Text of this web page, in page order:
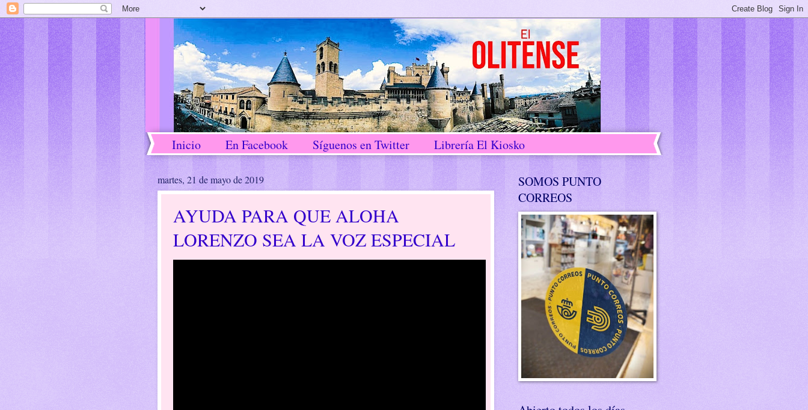
Inicio En Facebook Síguenos en Twitter Librería El Kiosko
martes, 21 de mayo de 2019
AYUDA PARA QUE ALOHA
LORENZO SEA LA VOZ ESPECIAL
SOMOS PUNTO
CORREOS